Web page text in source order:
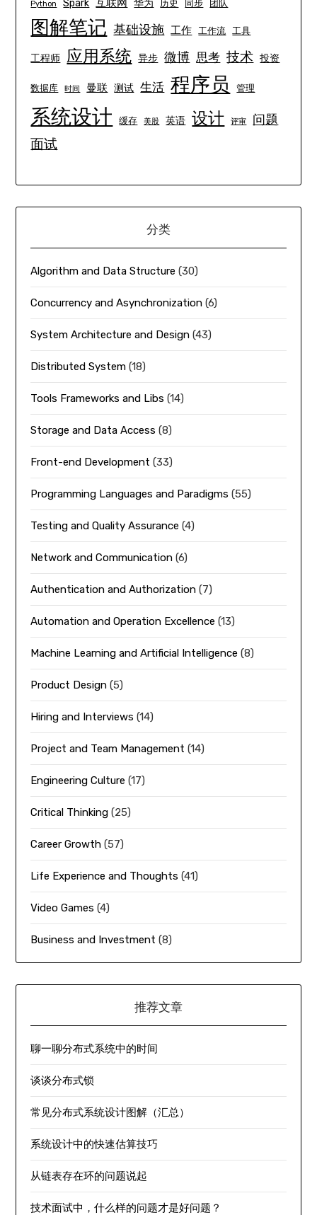
Python Spark 互联网 华为 历史 同步 团队
图解笔记 基础设施 工作 工作流 工具
工程师 应用系统 异步 微博 思考 技术 投资
数据库 时间 曼联 测试 生活 程序员 管理
系统设计 缓存 美股 英语 设计 评审 问题
面试
分类
Algorithm and Data Structure (30)
Concurrency and Asynchronization (6)
System Architecture and Design (43)
Distributed System (18)
Tools Frameworks and Libs (14)
Storage and Data Access (8)
Front-end Development (33)
Programming Languages and Paradigms (55)
Testing and Quality Assurance (4)
Network and Communication (6)
Authentication and Authorization (7)
Automation and Operation Excellence (13)
Machine Learning and Artificial Intelligence (8)
Product Design (5)
Hiring and Interviews (14)
Project and Team Management (14)
Engineering Culture (17)
Critical Thinking (25)
Career Growth (57)
Life Experience and Thoughts (41)
Video Games (4)
Business and Investment (8)
推荐文章
聊一聊分布式系统中的时间
谈谈分布式锁
常见分布式系统设计图解（汇总）
系统设计中的快速估算技巧
从链表存在环的问题说起
技术面试中，什么样的问题才是好问题？